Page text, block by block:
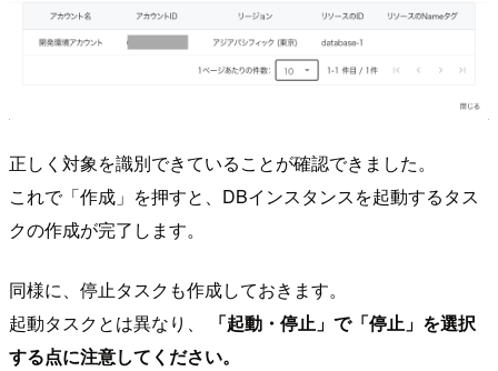
正しく対象を識別できていることが確認できました。
これで「作成」を押すと、DBインスタンスを起動するタス
クの作成が完了します。
同様に、停止タスクも作成しておきます。
起動タスクとは異なり、
「起動・停止」で「停止」を選択
する点に注意してください。